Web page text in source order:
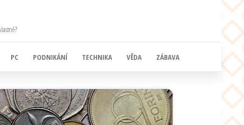
PC PODNIKÁNÍ TECHNIKA VĚDA ZÁBAVA